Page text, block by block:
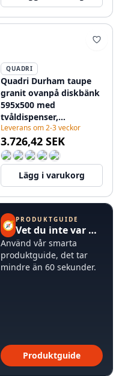
QUADRI
Quadri Durham taupe
granit ovanpå diskbänk
595x500 med
tvåldispenser,
skärbräda, inbyggd
diskho och rullmatta
1208967376
Leverans om 2-3 veckor
3.726,42 SEK
Lägg i varukorg
🧭 PRODUKTGUIDE
Vet du inte var du ska börja?
Använd vår smarta
produktguide, det tar
mindre än 60 sekunder.
Produktguide